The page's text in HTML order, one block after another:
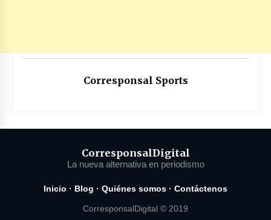
Corresponsal Sports
CorresponsalDigital
La nueva alternativa en periodismo
Inicio · Blog · Quiénes somos · Contáctenos
CorresponsalDigital © 2019